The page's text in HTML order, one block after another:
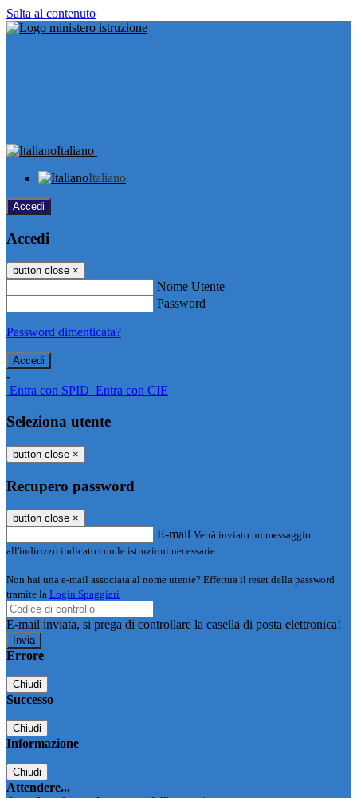
Salta al contenuto
Italiano
Italiano
Accedi
Accedi
button close ×
Nome Utente
Password
Password dimenticata?
-
Entra con SPID Entra con CIE
Seleziona utente
button close ×
Recupero password
button close ×
E-mail Verrà inviato un messaggio
all'indirizzo indicato con le istruzioni necessarie.
Non hai una e-mail associata al nome utente? Effettua il reset della password
tramite la Login Spaggiari
E-mail inviata, si prega di controllare la casella di posta elettronica!
Errore
Chiudi
Successo
Chiudi
Informazione
Chiudi
Attendere...